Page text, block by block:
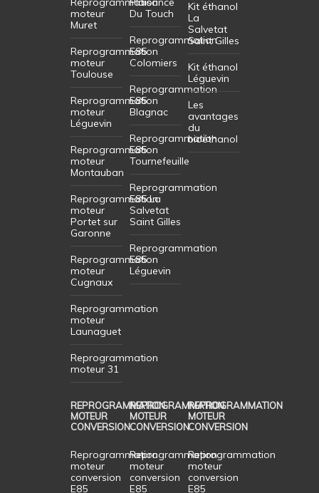
moteur
Muret
Reprogrammation
moteur
Toulouse
Reprogrammation
moteur
Léguevin
Reprogrammation
moteur
Montauban
Reprogrammation
moteur
Portet sur
Garonne
Reprogrammation
moteur
Cugnaux
Reprogrammation
moteur
Launaguet
Reprogrammation
moteur 31
Du Touch
Reprogrammation
E85
Colomiers
Reprogrammation
E85
Blagnac
Reprogrammation
E85
Tournefeuille
Reprogrammation
E85 La
Salvetat
Saint Gilles
Reprogrammation
E85
Léguevin
Kit éthanol
La
Salvetat
Saint Gilles
Kit éthanol
Léguevin
Les
avantages
du
bioéthanol
REPROGRAMMATION
MOTEUR
CONVERSION
Reprogrammation
moteur
conversion
E85
REPROGRAMMATION
MOTEUR
CONVERSION
Reprogrammation
moteur
conversion
E85
REPROGRAMMATION
MOTEUR
CONVERSION
Reprogrammation
moteur
conversion
E85